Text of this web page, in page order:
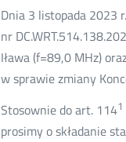
Dnia 3 listopada 2023
nr
Iława (f=89,0 MHz)
w sprawie zmiany
Stosownie do art. 1141
prosimy o składanie